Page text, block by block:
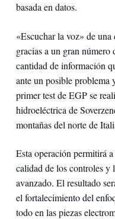
basada en datos.
«Escuchar la voz» de
gracias a un gran número
cantidad de información
ante un posible problema
primer test de EGP se
hidroeléctrica de
montañas del norte de
Esta operación permitirá
calidad de los controles y
avanzado. El resultado
el fortalecimiento del
todo en las piezas